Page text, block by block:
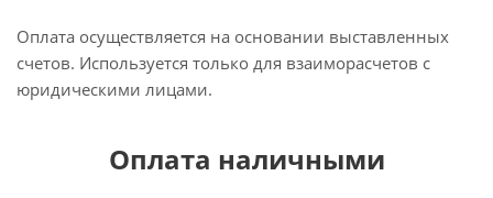
Оплата осуществляется на основании выставленных
счетов. Используется только для взаиморасчетов с
юридическими лицами.
Оплата наличными